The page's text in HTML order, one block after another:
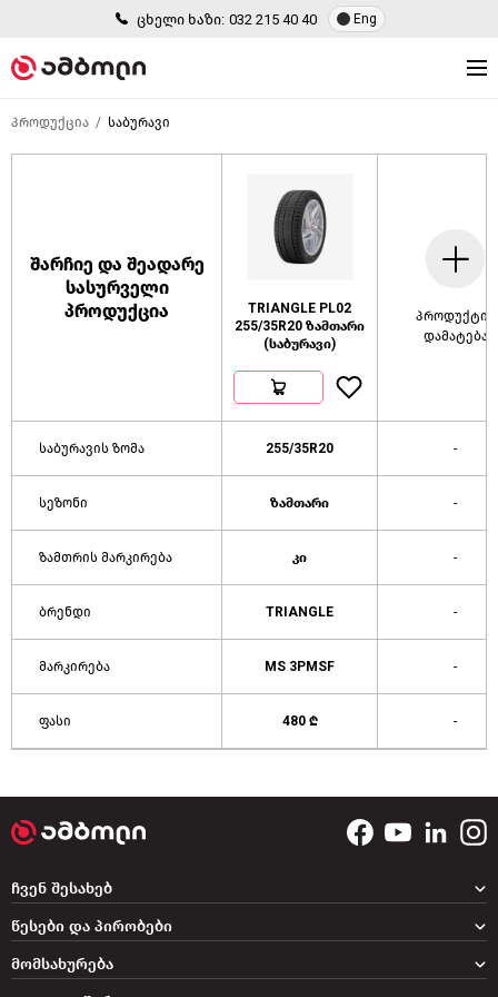
ცხელი ხაზი: 032 215 40 40 Eng
პროდუქცია საბურავი
შარჩიე და შეადარე
სასურველი
პროდუქცია
TRIANGLE PL02
255/35R20 ზამთარი
(საბურავი)
პროდუქტის
დამატება
საბურავის ზომა 255/35R20 -
სეზონი ზამთარი -
ზამთრის მარკირება კი -
ბრენდი TRIANGLE -
მარკირება MS 3PMSF -
ფასი 480 ₾ -
ჩვენ შესახებ
წესები და პირობები
მომსახურება